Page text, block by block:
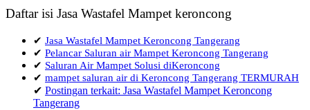
Daftar isi Jasa Wastafel Mampet keroncong
✔ Jasa Wastafel Mampet Keroncong Tangerang
✔ Pelancar Saluran air Mampet Keroncong Tangerang
✔ Saluran Air Mampet Solusi diKeroncong
✔ mampet saluran air di Keroncong Tangerang TERMURAH
✔ Postingan terkait: Jasa Wastafel Mampet Keroncong
Tangerang